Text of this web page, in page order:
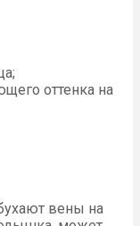
оттенка на
вены на